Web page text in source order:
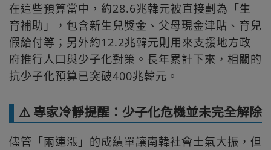
在這些預算當中，約28.6兆韓元被直接劃為「生
育補助」，包含新生兒獎金、父母現金津貼、育兒
假給付等；另外約12.2兆韓元則用來支援地方政
府推行人口與少子化對策。長年累計下來，相關的
抗少子化預算已突破400兆韓元。
⚠️ 專家冷靜提醒：少子化危機並未完全解除
儘管「兩連漲」的成績單讓南韓社會士氣大振，但